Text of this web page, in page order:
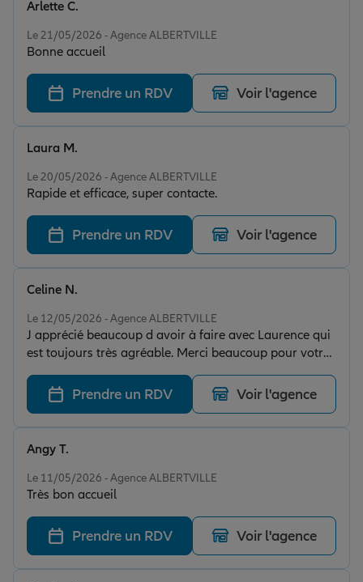
Le 21/05/2026 - Agence ALBERTVILLE
Bonne accueil
Arlette C.
Prendre un RDV Voir l'agence
Le 20/05/2026 - Agence ALBERTVILLE
Rapide et efficace, super contacte.
Laura M.
Prendre un RDV Voir l'agence
Le 12/05/2026 - Agence ALBERTVILLE
J apprécié beaucoup d avoir à faire avec Laurence qui
est toujours très agréable. Merci beaucoup pour votre
excellent service.
Celine N.
Prendre un RDV Voir l'agence
Le 11/05/2026 - Agence ALBERTVILLE
Très bon accueil
Angy T.
Prendre un RDV Voir l'agence